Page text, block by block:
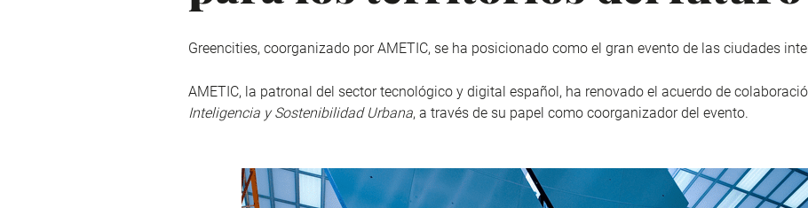
Greencities, coorganizado por AMETIC, se ha posicionado como el gran evento de las ciudades
AMETIC, la patronal del sector tecnológico y digital español, ha renovado el acuerdo de
Inteligencia y Sostenibilidad Urbana, a través de su papel como coorganizador del evento.